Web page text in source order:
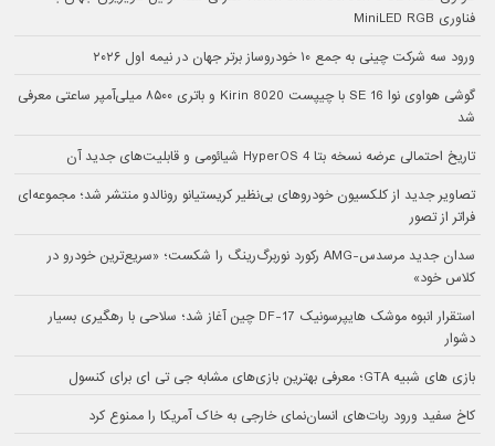
فناوری MiniLED RGB
ورود سه شرکت چینی به جمع ۱۰ خودروساز برتر جهان در نیمه اول ۲۰۲۶
گوشی هواوی نوا 16 SE با چیپست Kirin 8020 و باتری ۸۵۰۰ میلی‌آمپر ساعتی معرفی
شد
تاریخ احتمالی عرضه نسخه بتا HyperOS 4 شیائومی و قابلیت‌های جدید آن
تصاویر جدید از کلکسیون خودروهای بی‌نظیر کریستیانو رونالدو منتشر شد؛ مجموعه‌ای
فراتر از تصور
سدان جدید مرسدس-AMG رکورد نوربرگ‌رینگ را شکست؛ «سریع‌ترین خودرو در
کلاس خود»
استقرار انبوه موشک هایپرسونیک DF-17 چین آغاز شد؛ سلاحی با رهگیری بسیار
دشوار
بازی های شبیه GTA؛ معرفی بهترین بازی‌های مشابه جی تی ای برای کنسول
کاخ سفید ورود ربات‌های انسان‌نمای خارجی به خاک آمریکا را ممنوع کرد